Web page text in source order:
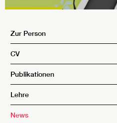
Zur Person
CV
Publikationen
Lehre
News